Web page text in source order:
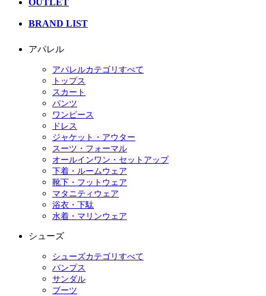
OUTLET
BRAND LIST
アパレル
アパレルカテゴリすべて
トップス
スカート
パンツ
ワンピース
ドレス
ジャケット・アウター
スーツ・フォーマル
オールインワン・セットアップ
下着・ルームウェア
靴下・フットウェア
マタニティウェア
浴衣・下駄
水着・マリンウェア
シューズ
シューズカテゴリすべて
パンプス
サンダル
ブーツ